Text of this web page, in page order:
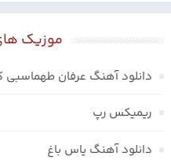
موزیک
دانلود آهنگ عرفان
ریمیکس رپ
دانلود آهنگ یاس باغ